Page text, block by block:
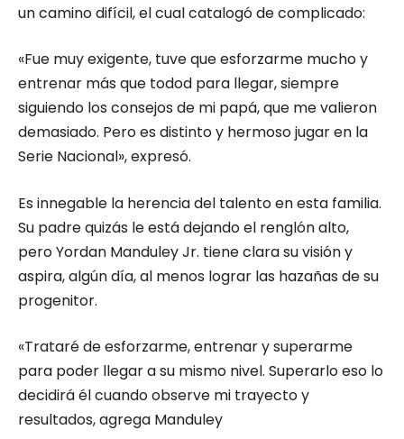
un camino difícil, el cual catalogó de complicado:
«Fue muy exigente, tuve que esforzarme mucho y
entrenar más que todod para llegar, siempre
siguiendo los consejos de mi papá, que me valieron
demasiado. Pero es distinto y hermoso jugar en la
Serie Nacional», expresó.
Es innegable la herencia del talento en esta familia.
Su padre quizás le está dejando el renglón alto,
pero Yordan Manduley Jr. tiene clara su visión y
aspira, algún día, al menos lograr las hazañas de su
progenitor.
«Trataré de esforzarme, entrenar y superarme
para poder llegar a su mismo nivel. Superarlo eso lo
decidirá él cuando observe mi trayecto y
resultados, agrega Manduley